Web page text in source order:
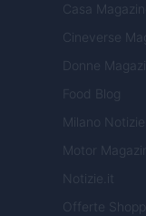
Casa
Cineverse
Donne
Food Blog
Milano Notizie
Motor
Notizie.it
Offerte